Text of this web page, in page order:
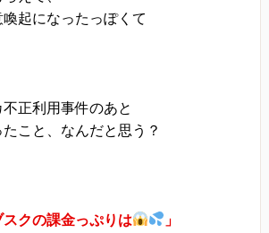
などお客様に有益かつ必要と思わ
び
ための意見収集
提供
基づく場合等正当な理由によらな
起になったっぽくて
正利用事件のあと
こと、なんだと思う？
スクの課金っぷりは
」